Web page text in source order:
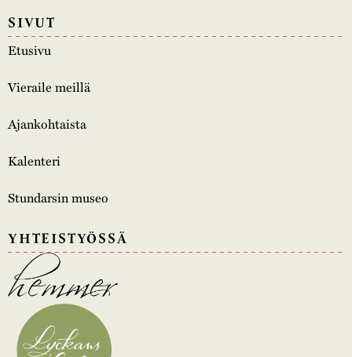
SIVUT
Etusivu
Vieraile meillä
Ajankohtaista
Kalenteri
Stundarsin museo
YHTEISTYÖSSÄ